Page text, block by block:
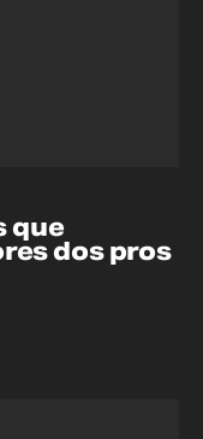
que
dos pros